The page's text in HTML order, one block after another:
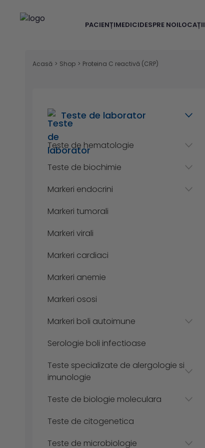
PACIENȚIMEDICIDESPRE NOILOCAȚII
Acasă > Shop > Proteina C reactivă (CRP)
Teste de laborator
Teste de hematologie
Teste de biochimie
Markeri endocrini
Markeri tumorali
Markeri virali
Markeri cardiaci
Markeri anemie
Markeri ososi
Markeri boli autoimune
Serologie boli infectioase
Teste specializate de alergologie si
imunologie
Teste de biologie moleculara
Teste de citogenetica
Teste de microbiologie